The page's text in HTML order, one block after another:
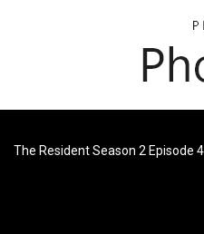
The Resident Season 2 Episode 4